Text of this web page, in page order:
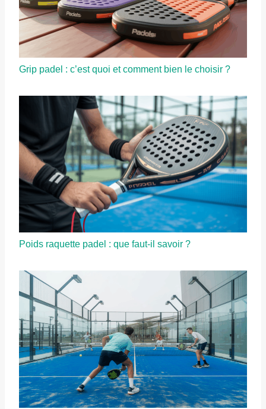
Grip padel : c’est quoi et comment bien le choisir ?
Poids raquette padel : que faut-il savoir ?